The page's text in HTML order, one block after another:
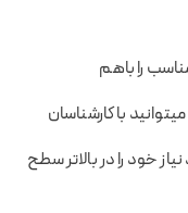
را باهم
با کارشناسان
خود را در بالاتر سطح